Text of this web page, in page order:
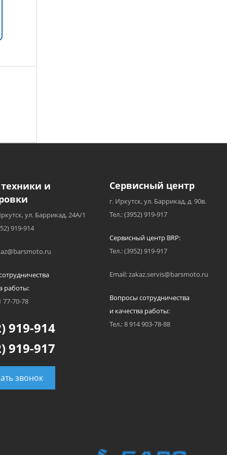
и
ул. Баррикад, 24А/1
919-914
работы:
77-70-78
919-914
919-917
звонок
Сервисный центр
г. Иркутск, ул. Баррикад, д. 90в.
Тел.: (3952) 919-917
Сервисный центр BRP:
Тел.: (3952) 919-917
Email: zakaz.servis@barsmoto.ru
Вопросы сотрудничества
и качества работы:
Тел.: 8 914 903-78-88